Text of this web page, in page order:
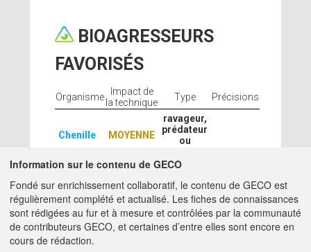
BIOAGRESSEURS
FAVORISÉS
Organisme
Impact de
la technique
Type Précisions
Chenille MOYENNE
ravageur,
prédateur
ou
BIOAGRESSEURS
DÉFAVORISÉS
Information sur le contenu de GECO
Fondé sur enrichissement collaboratif, le contenu de GECO est
régulièrement complété et actualisé. Les fiches de connaissances
sont rédigées au fur et à mesure et contrôlées par la communauté
de contributeurs GECO, et certaines d’entre elles sont encore en
cours de rédaction.